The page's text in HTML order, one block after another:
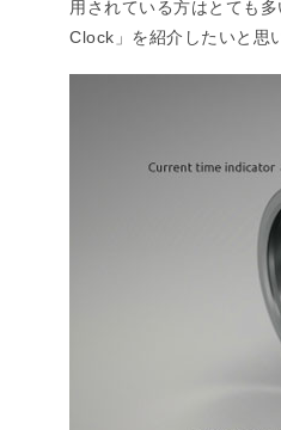
用されている方はとても
Clock」を紹介したいと思